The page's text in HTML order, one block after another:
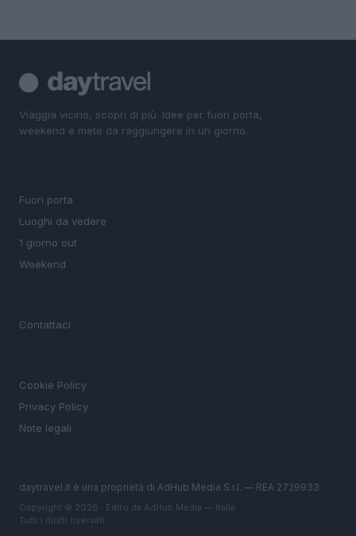
Viaggia vicino, scopri di più. Idee per fuori porta,
weekend e mete da raggiungere in un giorno.
Fuori porta
Luoghi da vedere
1 giorno out
Weekend
Contattaci
Cookie Policy
Privacy Policy
Note legali
daytravel.it è una proprietà di AdHub Media S.r.l. — REA 2729933
Copyright © 2026 · Edito da AdHub Media — Italia
Tutti i diritti riservati